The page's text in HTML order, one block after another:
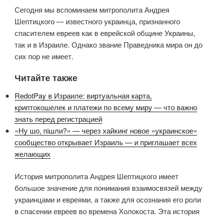
Сегодня мы вспоминаем митрополита Андрея
Шептицкого — известного украинца, признанного
спасителем евреев как в еврейской общине Украины,
так и в Израиле. Однако звание Праведника мира он до
сих пор не имеет.
Читайте также
RedotPay в Израиле: виртуальная карта,
криптокошелек и платежи по всему миру — что важно
знать перед регистрацией
«Ну шо, пішли?» — через хайкинг новое «украинское»
сообщество открывает Израиль — и приглашает всех
желающих
История митрополита Андрея Шептицкого имеет
большое значение для понимания взаимосвязей между
украинцами и евреями, а также для осознания его роли
в спасении евреев во времена Холокоста. Эта история